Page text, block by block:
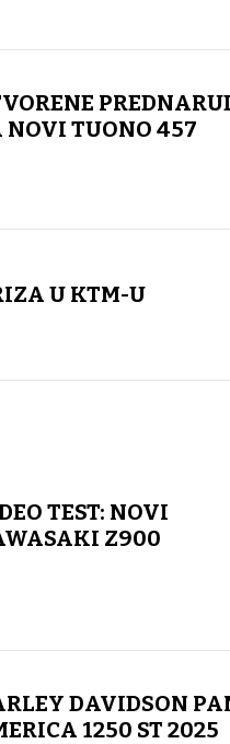
NOVI TUONO 457
U KTM-U
TEST: NOVI
Z900
DAVIDSON
1250 ST 2025